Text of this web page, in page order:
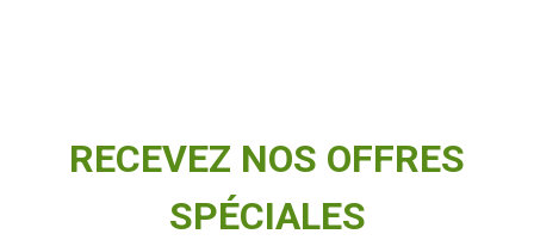
RECEVEZ NOS OFFRES
SPÉCIALES